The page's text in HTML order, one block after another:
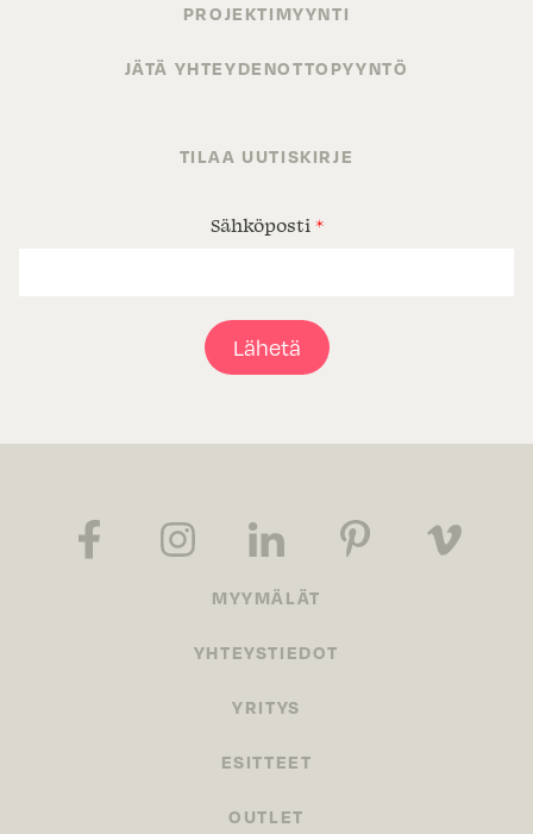
PROJEKTIMYYNTI
JÄTÄ YHTEYDENOTTOPYYNTÖ
TILAA UUTISKIRJE
Sähköposti *
Lähetä
MYYMÄLÄT
YHTEYSTIEDOT
YRITYS
ESITTEET
OUTLET